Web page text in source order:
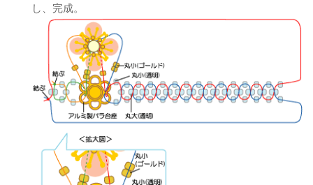
し、完成。